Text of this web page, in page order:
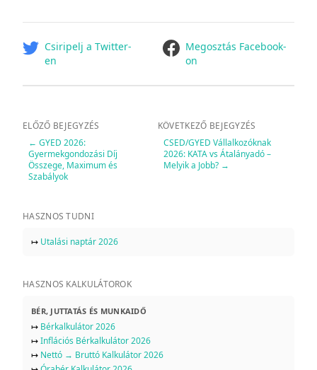
Csiripelj a Twitter-
en
facebookMegosztás Facebook-
on
ELŐZŐ BEJEGYZÉS
← GYED 2026:
Gyermekgondozási Díj
Összege, Maximum és
Szabályok
KÖVETKEZŐ BEJEGYZÉS
CSED/GYED Vállalkozóknak
2026: KATA vs Átalányadó –
Melyik a Jobb?→
HASZNOS TUDNI
↦ Utalási naptár 2026
HASZNOS KALKULÁTOROK
BÉR, JUTTATÁS ÉS MUNKAIDŐ
↦ Bérkalkulátor 2026
↦Inflációs Bérkalkulátor 2026
↦ Nettó → Bruttó Kalkulátor 2026